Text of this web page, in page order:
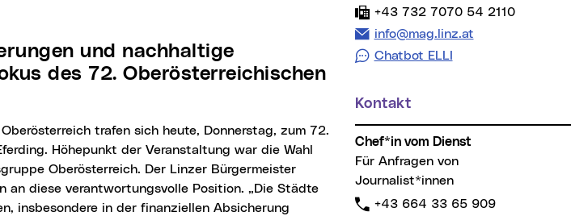
des 72. Oberösterreichischen
Höhepunkt der Veranstaltung war die Wahl
Oberösterreich. Der Linzer Bürgermeister
an diese verantwortungsvolle Position. „Die Städte
insbesondere in der finanziellen Absicherung
Fax:
+43 732 7070 54 2110
E-Mail Adresse:
info@mag.linz.at
Chatbot ELLI
Kontakt
Chef*in vom Dienst
Für Anfragen von
Journalist*innen
Telefon:
+43 664 33 65 909